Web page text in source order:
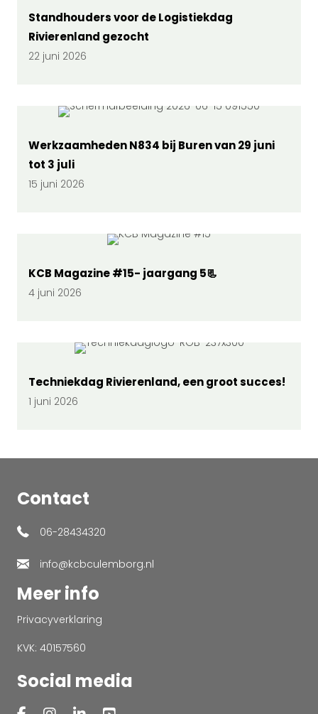
Standhouders voor de Logistiekdag
Rivierenland gezocht
22 juni 2026
Werkzaamheden N834 bij Buren van 29 juni
tot 3 juli
15 juni 2026
KCB Magazine #15- jaargang 5📃
4 juni 2026
Techniekdag Rivierenland, een groot succes!
1 juni 2026
Contact
06-28434320
info@kcbculemborg.nl
Meer info
Privacyverklaring
KVK: 40157560
Social media